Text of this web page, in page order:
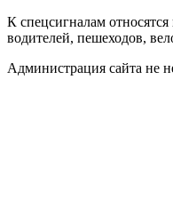
К спецсигналам
водителей, пешеходов,
Администрация сайта не